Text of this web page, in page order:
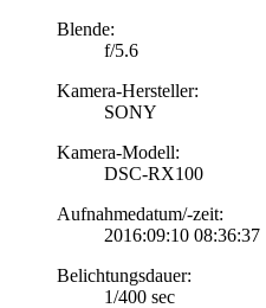
Blende:
f/5.6
Kamera-Hersteller:
SONY
Kamera-Modell:
DSC-RX100
Aufnahmedatum/-zeit:
2016:09:10 08:36:37
Belichtungsdauer:
1/400 sec